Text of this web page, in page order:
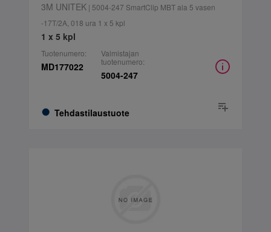
3M UNITEK| 5004-247 SmartClip MBT ala 5 vasen
-17T/2A, 018 ura 1 x 5 kpl
1 x 5 kpl
Tuotenumero:
MD177022
Tehdastilaustuote
Valmistajan
tuotenumero:
5004-247